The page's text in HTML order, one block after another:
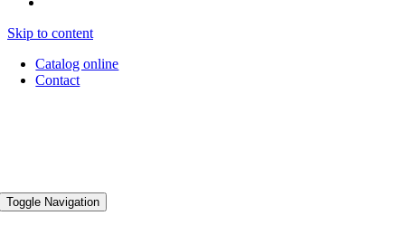
Skip to content
Catalog online
Contact
Toggle Navigation